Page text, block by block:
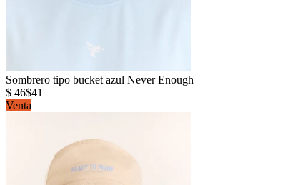
Sombrero tipo bucket azul Never Enough
$ 46$41
Venta